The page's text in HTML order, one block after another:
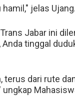
jelas Ujang.
Jabar ini
tinggal
dari rute